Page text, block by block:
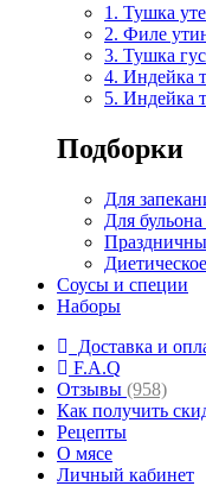
1. Тушка
2. Филе
3. Тушка
4. Индейка
5. Индейка
Подборки
Для
Для бульона
Соусы и специи
Наборы
Доставка и
F.A.Q
Отзывы (958)
Как получить
Рецепты
О мясе
Личный кабинет